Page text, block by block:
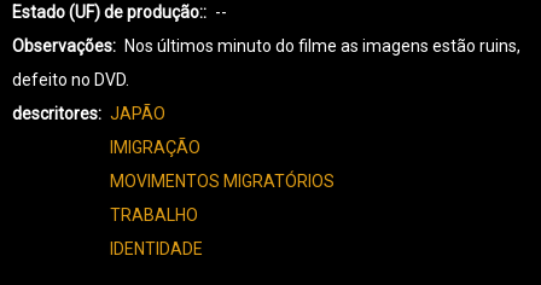
Estado (UF) de produção:
--
Observações
Nos últimos minuto do filme as imagens estão ruins,
defeito no DVD.
descritores
JAPÃO
IMIGRAÇÃO
MOVIMENTOS MIGRATÓRIOS
TRABALHO
IDENTIDADE